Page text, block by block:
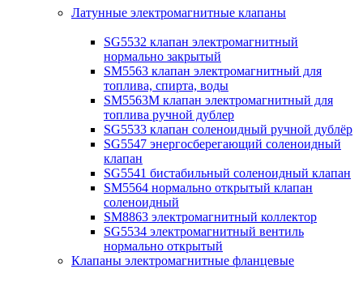
Латунные электромагнитные клапаны
SG5532 клапан электромагнитный
нормально закрытый
SM5563 клапан электромагнитный для
топлива, спирта, воды
SM5563M клапан электромагнитный для
топлива ручной дублер
SG5533 клапан соленоидный ручной дублёр
SG5547 энергосберегающий соленоидный
клапан
SG5541 бистабильный соленоидный клапан
SM5564 нормально открытый клапан
соленоидный
SM8863 электромагнитный коллектор
SG5534 электромагнитный вентиль
нормально открытый
Клапаны электромагнитные фланцевые